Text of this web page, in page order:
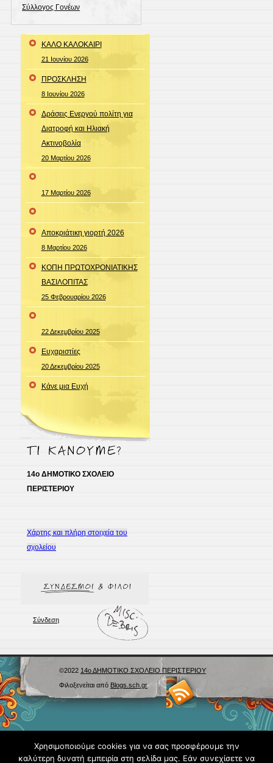
Σύλλογος Γονέων
ΚΑΛΟ ΚΑΛΟΚΑΙΡΙ
21 Ιουνίου 2026
ΠΡΟΣΚΛΗΣΗ
8 Ιουνίου 2026
Δράσεις Ενεργού πολίτη για
Διατροφή και Ηλιακή
Ακτινοβολία
20 Μαρτίου 2026
17 Μαρτίου 2026
Αποκριάτικη γιορτή 2026
8 Μαρτίου 2026
ΚΟΠΗ ΠΡΩΤΟΧΡΟΝΙΑΤΙΚΗΣ
ΒΑΣΙΛΟΠΙΤΑΣ
25 Φεβρουαρίου 2026
22 Δεκεμβρίου 2025
Ευχαριστίες
20 Δεκεμβρίου 2025
Κάνε μια Ευχή
14ο ΔΗΜΟΤΙΚΟ ΣΧΟΛΕΙΟ
ΠΕΡΙΣΤΕΡΙΟΥ
Χάρτης και πλήρη στοιχεία του
σχολείου
Σύνδεση
©2022 14ο ΔΗΜΟΤΙΚΟ ΣΧΟΛΕΙΟ ΠΕΡΙΣΤΕΡΙΟΥ
Φιλοξενείται από Blogs.sch.gr
Χρησιμοποιούμε cookies για να σας προσφέρουμε την
καλύτερη δυνατή εμπειρία στη σελίδα μας. Εάν συνεχίσετε να